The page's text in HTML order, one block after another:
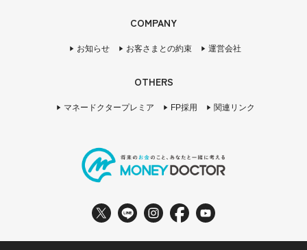
COMPANY
お知らせ お客さまとの約束 運営会社
OTHERS
マネードクタープレミア FP採用 関連リンク